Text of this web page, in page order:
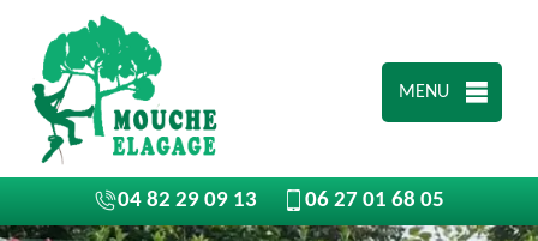
MENU
04 82 29 09 13 06 27 01 68 05